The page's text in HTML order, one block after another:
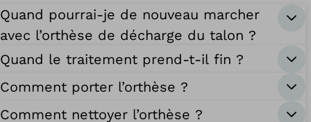
Quand pourrai-je de nouveau marcher
avec l’orthèse de décharge du talon ?
Quand le traitement prend-t-il fin ?
Comment porter l’orthèse ?
Comment nettoyer l’orthèse ?